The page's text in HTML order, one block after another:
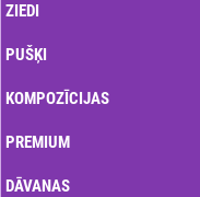
pasūtījumu?
ZIEDI
PUŠĶI
KOMPOZĪCIJAS
PREMIUM
DĀVANAS